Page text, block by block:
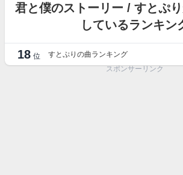
君と僕のストーリー / すとぷ
しているランキン
18 位
すとぷりの曲ランキング
スポンサーリンク